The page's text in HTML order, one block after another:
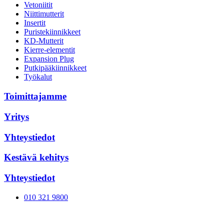
Vetoniitit
Niittimutterit
Insertit
Puristekiinnikkeet
KD-Mutterit
Kierre-elementit
Expansion Plug
Putkipääkiinnikkeet
Työkalut
Toimittajamme
Yritys
Yhteystiedot
Kestävä kehitys
Yhteystiedot
010 321 9800